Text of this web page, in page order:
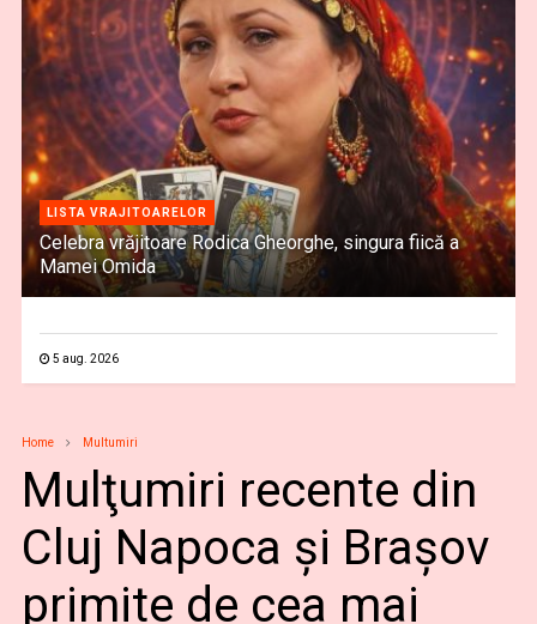
LISTA VRAJITOARELOR
Celebra vrăjitoare Rodica Gheorghe, singura fiică a
Mamei Omida
5 aug. 2026
Home Multumiri
Mulţumiri recente din
Cluj Napoca și Brașov
primite de cea mai